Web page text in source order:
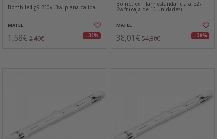
Bomb.led g9 230v. 3w. plana calida
MATEL
1,68€ 2,40€ - 30%
Bomb.led filam.estandar clara e27
6w.fr (caja de 12 unidades)
MATEL
38,01€ 54,30€ - 30%